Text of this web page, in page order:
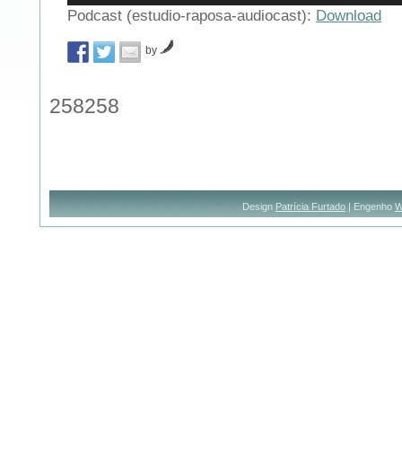
áudio
Podcast (estudio-raposa-audiocast): Download
by
258258
Design Patrícia Furtado | Engenho